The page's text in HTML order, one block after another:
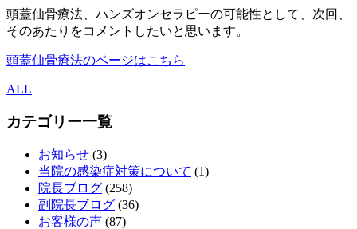
頭蓋仙骨療法、ハンズオンセラピーの可能性として、次回、
そのあたりをコメントしたいと思います。
頭蓋仙骨療法のページはこちら
ALL
カテゴリー一覧
お知らせ (3)
当院の感染症対策について (1)
院長ブログ (258)
副院長ブログ (36)
お客様の声 (87)